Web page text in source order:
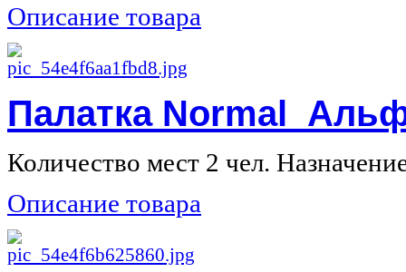
Описание товара
Палатка Normal
Количество мест 2 чел.
Описание товара